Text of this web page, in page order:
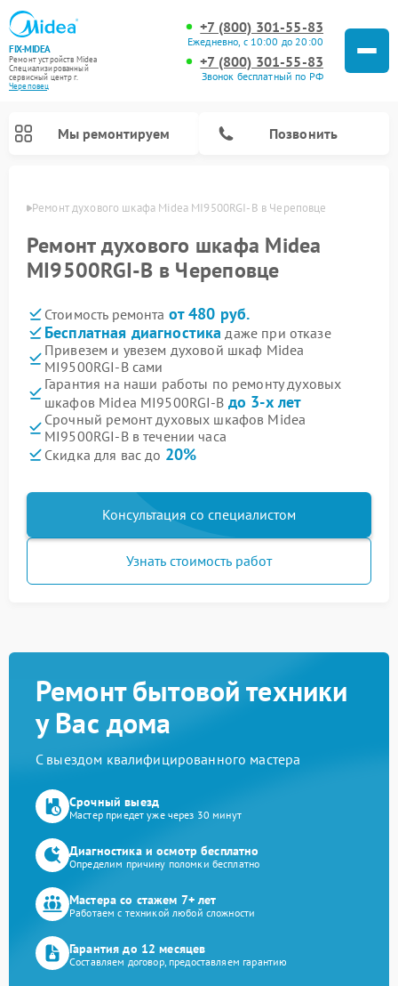
FIX-MIDEA
Ремонт устройств Midea
Специализированный
cервисный центр г.
Череповец
+7 (800) 301-55-83
Ежедневно, с 10:00 до 20:00
+7 (800) 301-55-83
Звонок бесплатный по РФ
Мы ремонтируем Позвонить
Ремонт духового шкафа Midea MI9500RGI-B в Череповце
Ремонт духового шкафа Midea
MI9500RGI-B в Череповце
Стоимость ремонта от 480 руб.
Бесплатная диагностика даже при отказе
Привезем и увезем духовой шкаф Midea
MI9500RGI-B сами
Гарантия на наши работы по ремонту духовых
шкафов Midea MI9500RGI-B до 3-х лет
Срочный ремонт духовых шкафов Midea
MI9500RGI-B в течении часа
Скидка для вас до 20%
Консультация со специалистом
Узнать стоимость работ
Ремонт бытовой техники
у Вас дома
С выездом квалифицированного мастера
Срочный выезд
Мастер приедет уже через 30 минут
Диагностика и осмотр бесплатно
Определим причину поломки бесплатно
Мастера со стажем 7+ лет
Работаем с техникой любой сложности
Гарантия до 12 месяцев
Составляем договор, предоставляем гарантию